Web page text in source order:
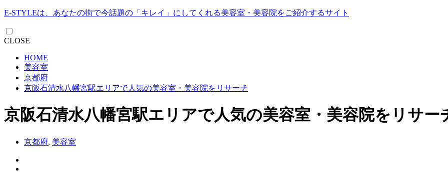
E-STYLEは、あなたの街で今話題の「キレイ」にしてくれる美容室・美容院をご紹介するサイト
CLOSE
HOME
美容室
京都府
京阪石清水八幡宮駅エリアで人気の美容室・美容院をリサーチ
京阪石清水八幡宮駅エリアで人気の美容室・美容院をリサー
京都府, 美容室